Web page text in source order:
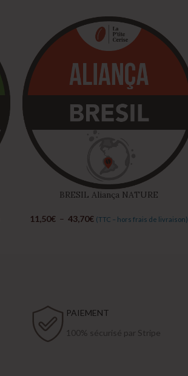
BRESIL Aliança NATURE
11,50€ – 43,70€ (TTC – hors frais de livraison)
PAIEMENT
100% sécurisé par Stripe